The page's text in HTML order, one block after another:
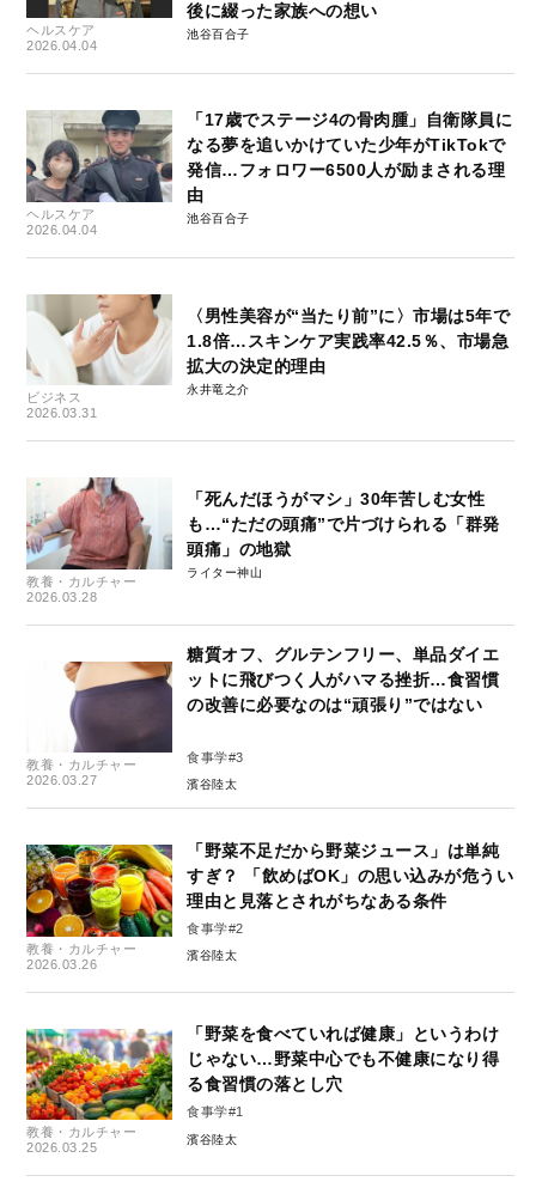
ヘルスケア
2026.04.04
後に綴った家族への想い
池谷百合子
ヘルスケア
2026.04.04
「17歳でステージ4の骨肉腫」自衛隊員に
なる夢を追いかけていた少年がTikTokで
発信…フォロワー6500人が励まされる理
由
池谷百合子
ビジネス
2026.03.31
〈男性美容が“当たり前”に〉市場は5年で
1.8倍…スキンケア実践率42.5％、市場急
拡大の決定的理由
永井竜之介
教養・カルチャー
2026.03.28
「死んだほうがマシ」30年苦しむ女性
も…“ただの頭痛”で片づけられる「群発
頭痛」の地獄
ライター神山
教養・カルチャー
2026.03.27
糖質オフ、グルテンフリー、単品ダイエ
ットに飛びつく人がハマる挫折…食習慣
の改善に必要なのは“頑張り”ではない
食事学#3
濱谷陸太
教養・カルチャー
2026.03.26
「野菜不足だから野菜ジュース」は単純
すぎ？ 「飲めばOK」の思い込みが危うい
理由と見落とされがちなある条件
食事学#2
濱谷陸太
教養・カルチャー
2026.03.25
「野菜を食べていれば健康」というわけ
じゃない…野菜中心でも不健康になり得
る食習慣の落とし穴
食事学#1
濱谷陸太